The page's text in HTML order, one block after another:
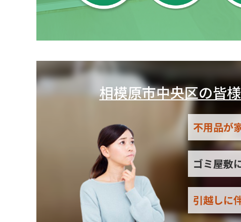
相模原市中央区の皆
不用品が
ゴミ屋敷
引越しに